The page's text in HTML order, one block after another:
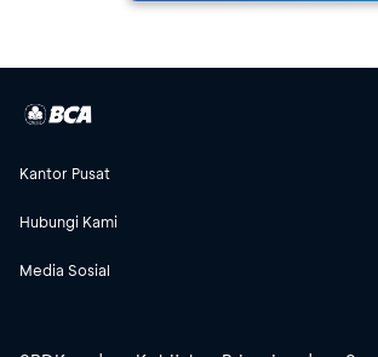
Kantor Pusat
Hubungi Kami
Media Sosial